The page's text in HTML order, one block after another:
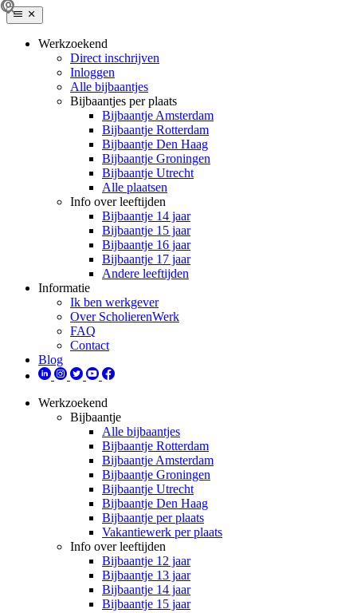
Werkzoekend
Direct inschrijven
Inloggen
Alle bijbaantjes
Bijbaantjes per plaats
Bijbaantje Amsterdam
Bijbaantje Rotterdam
Bijbaantje Den Haag
Bijbaantje Groningen
Bijbaantje Utrecht
Alle plaatsen
Info over leeftijden
Bijbaantje 14 jaar
Bijbaantje 15 jaar
Bijbaantje 16 jaar
Bijbaantje 17 jaar
Andere leeftijden
Informatie
Ik ben werkgever
Over ScholierenWerk
FAQ
Contact
Blog
Werkzoekend
Bijbaantje
Alle bijbaantjes
Bijbaantje Rotterdam
Bijbaantje Amsterdam
Bijbaantje Groningen
Bijbaantje Utrecht
Bijbaantje Den Haag
Bijbaantje per plaats
Vakantiewerk per plaats
Info over leeftijden
Bijbaantje 12 jaar
Bijbaantje 13 jaar
Bijbaantje 14 jaar
Bijbaantje 15 jaar